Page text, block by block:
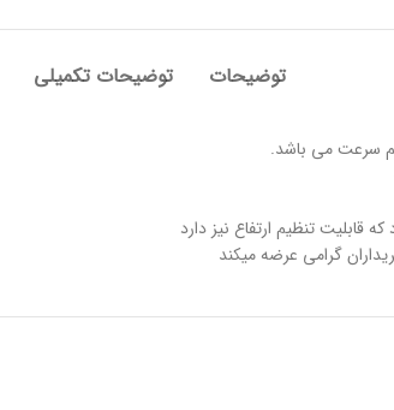
توضیحات توضیحات تکمیلی
تنظیم ارتفاع نیز دارد